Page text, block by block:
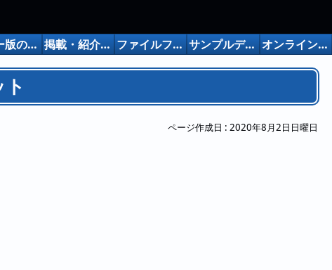
フリー版の制限 掲載・紹介など ファイルフォーマット サンプルデータ オンラインマニュアル
ページ作成日 : 2020年8月2日日曜日